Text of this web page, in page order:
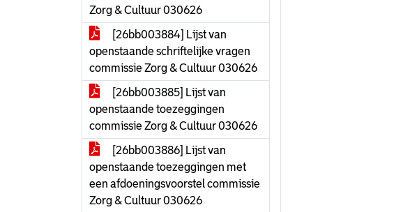
Zorg & Cultuur 030626
[26bb003884] Lijst van
openstaande schriftelijke vragen
commissie Zorg & Cultuur 030626
[26bb003885] Lijst van
openstaande toezeggingen
commissie Zorg & Cultuur 030626
[26bb003886] Lijst van
openstaande toezeggingen met
een afdoeningsvoorstel commissie
Zorg & Cultuur 030626